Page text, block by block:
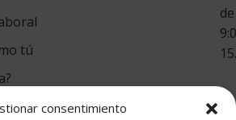
consentimiento
tú
de